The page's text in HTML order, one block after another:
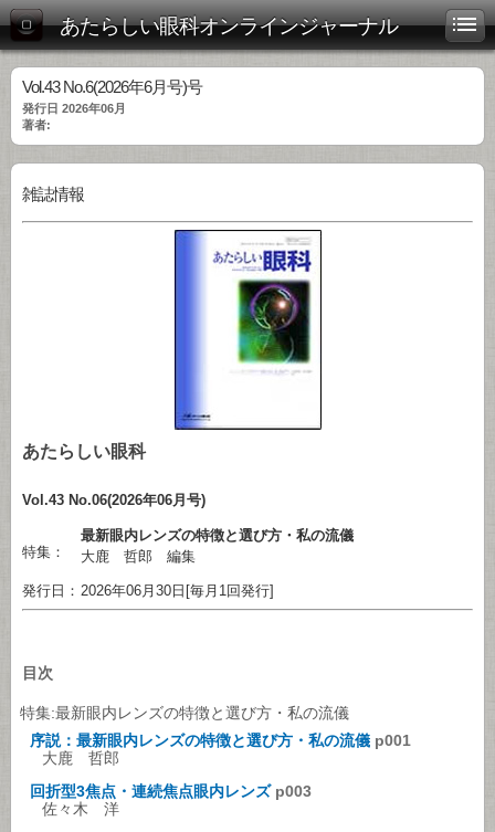
あたらしい眼科オンラインジャーナル
Vol.43 No.6(2026年6月号)号
発行日 2026年06月
著者:
雑誌情報
あたらしい眼科
Vol.43 No.06(2026年06月号)
特集：
最新眼内レンズの特徴と選び方・私の流儀
大鹿 哲郎 編集
発行日： 2026年06月30日[毎月1回発行]
目次
特集:最新眼内レンズの特徴と選び方・私の流儀
序説：最新眼内レンズの特徴と選び方・私の流儀 p001
大鹿 哲郎
回折型3焦点・連続焦点眼内レンズ p003
佐々木 洋